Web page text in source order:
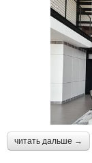
читать дальше →